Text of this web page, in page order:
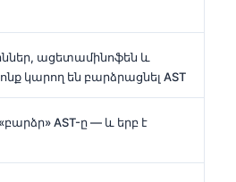
ացետամինոֆեն և
կարող են բարձրացնել AST
AST-ը — և երբ է